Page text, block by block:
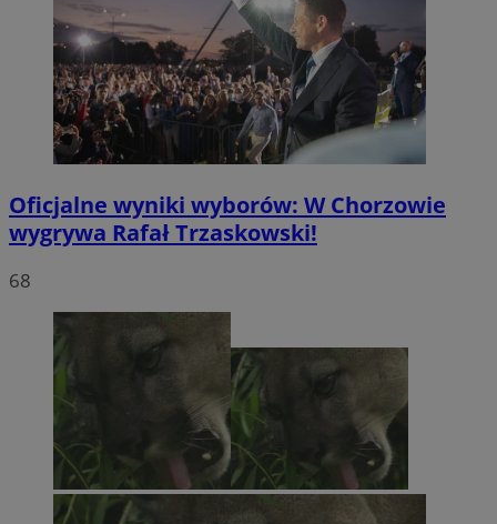
Oficjalne wyniki wyborów: W Chorzowie
wygrywa Rafał Trzaskowski!
68